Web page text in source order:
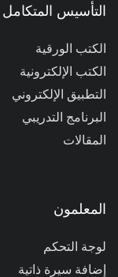
التأسيس المتكامل
الكتب الورقية
الكتب الإلكترونية
التطبيق الإلكتروني
البرنامج التدريبي
المقالات
المعلمون
لوجة التحكم
إضافة سيرة ذاتية